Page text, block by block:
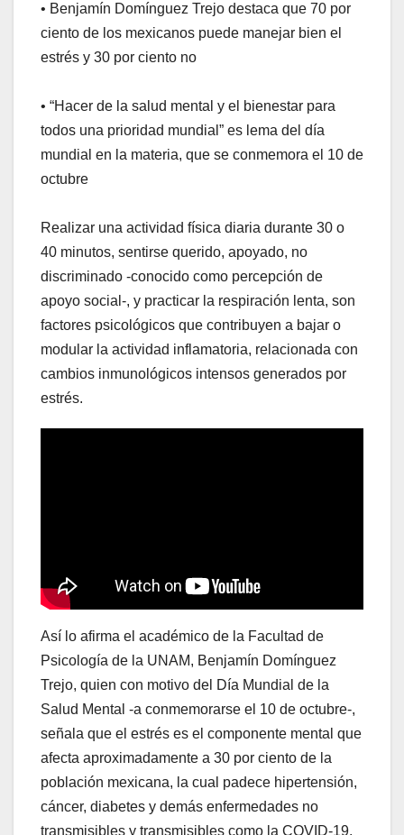
• Benjamín Domínguez Trejo destaca que 70 por
ciento de los mexicanos puede manejar bien el
estrés y 30 por ciento no
• “Hacer de la salud mental y el bienestar para
todos una prioridad mundial” es lema del día
mundial en la materia, que se conmemora el 10 de
octubre
Realizar una actividad física diaria durante 30 o
40 minutos, sentirse querido, apoyado, no
discriminado -conocido como percepción de
apoyo social-, y practicar la respiración lenta, son
factores psicológicos que contribuyen a bajar o
modular la actividad inflamatoria, relacionada con
cambios inmunológicos intensos generados por
estrés.
Así lo afirma el académico de la Facultad de
Psicología de la UNAM, Benjamín Domínguez
Trejo, quien con motivo del Día Mundial de la
Salud Mental -a conmemorarse el 10 de octubre-,
señala que el estrés es el componente mental que
afecta aproximadamente a 30 por ciento de la
población mexicana, la cual padece hipertensión,
cáncer, diabetes y demás enfermedades no
transmisibles y transmisibles como la COVID-19.